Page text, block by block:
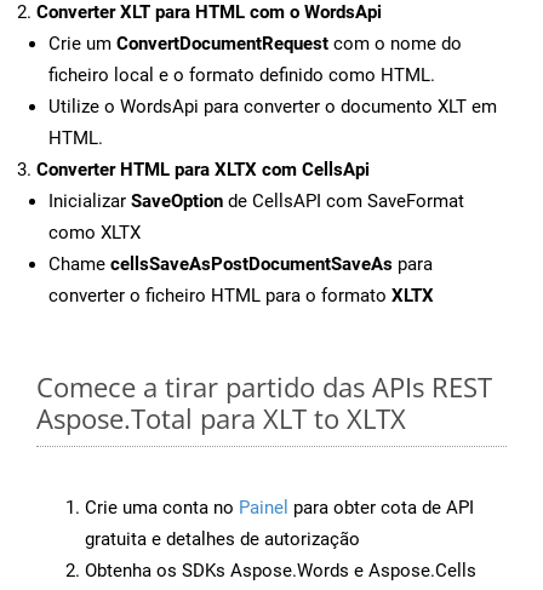
Converter XLT para HTML com o WordsApi
Crie um ConvertDocumentRequest com o nome do
ficheiro local e o formato definido como HTML.
Utilize o WordsApi para converter o documento XLT em
HTML.
Converter HTML para XLTX com CellsApi
Inicializar SaveOption de CellsAPI com SaveFormat
como XLTX
Chame cellsSaveAsPostDocumentSaveAs para
converter o ficheiro HTML para o formato XLTX
Comece a tirar partido das APIs REST
Aspose.Total para XLT to XLTX
Crie uma conta no Painel para obter cota de API
gratuita e detalhes de autorização
Obtenha os SDKs Aspose.Words e Aspose.Cells